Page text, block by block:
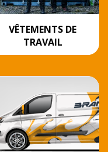
VÊTEMENTS DE
TRAVAIL